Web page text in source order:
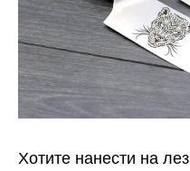
Хотите нанести на